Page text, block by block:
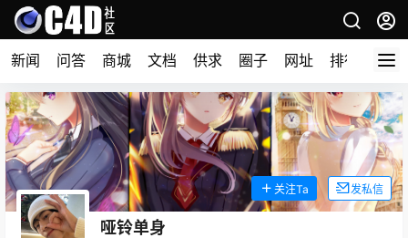
新闻 问答 商城 文档 供求 圈子 网址 排行榜
哑铃单身
关注Ta 发私信